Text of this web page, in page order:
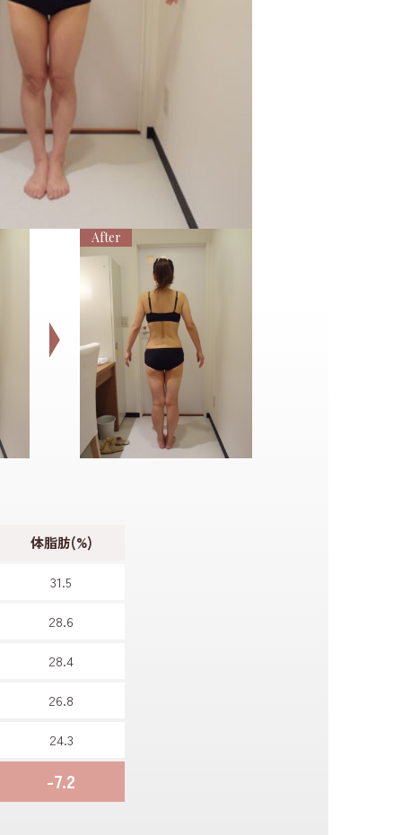
After
体脂肪(%)
31.5
28.6
28.4
26.8
24.3
-7.2